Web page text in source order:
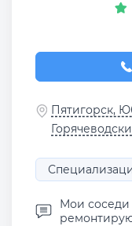
Пятигорск,
Мои соседи